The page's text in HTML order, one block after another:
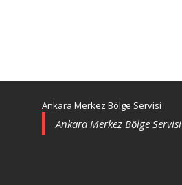
Ankara Merkez Bölge Servisi
Ankara Merkez Bölge Servisi